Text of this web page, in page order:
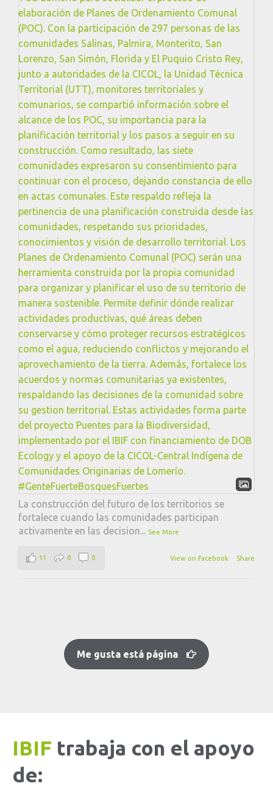
La construcción del futuro de los territorios se
fortalece cuando las comunidades participan
activamente en las decision... See More
View on Facebook · Share
11 0 0
Me gusta está página
IBIF trabaja con el apoyo
de: